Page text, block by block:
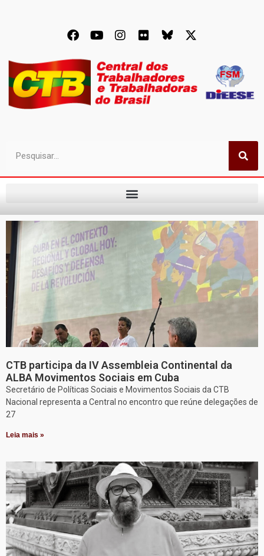
CTB participa da IV Assembleia Continental da
ALBA Movimentos Sociais em Cuba
Secretário de Políticas Sociais e Movimentos Sociais da CTB
Nacional representa a Central no encontro que reúne delegações de
27
Leia mais »